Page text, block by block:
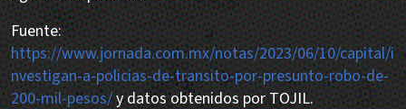
Fuente:
https://www.jornada.com.mx/notas/2023/06/10/capital/i
nvestigan-a-policias-de-transito-por-presunto-robo-de-
200-mil-pesos/y datos obtenidos por TOJIL.